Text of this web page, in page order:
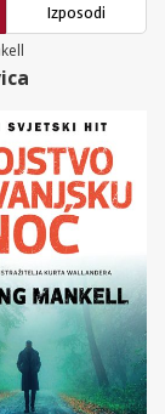
Izposodi